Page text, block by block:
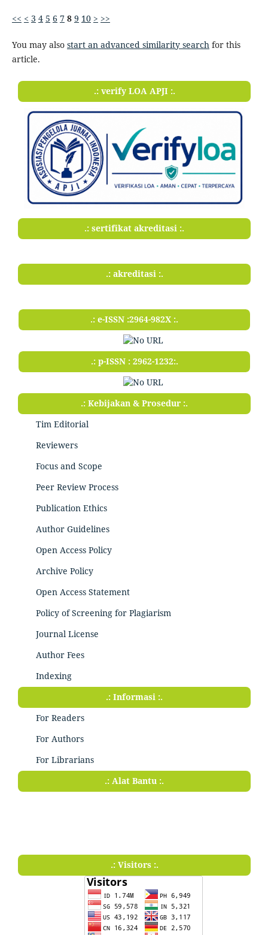
<< < 3 4 5 6 7 8 9 10 > >>
You may also start an advanced similarity searchfor this
article.
.: verify LOA APJI :.
.: sertifikat akreditasi :.
.: akreditasi :.
.: e-ISSN :2964-982X :.
.: p-ISSN : 2962-1232:.
.: Kebijakan & Prosedur :.
Tim Editorial
Reviewers
Focus and Scope
Peer Review Process
Publication Ethics
Author Guidelines
Open Access Policy
Archive Policy
Open Access Statement
Policy of Screening for Plagiarism
Journal License
Author Fees
Indexing
.: Informasi :.
For Readers
For Authors
For Librarians
.: Alat Bantu :.
.: Visitors :.